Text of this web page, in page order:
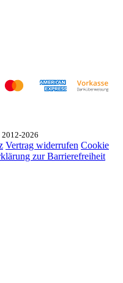
2026
Vertrag widerrufen Cookie
zur Barrierefreiheit